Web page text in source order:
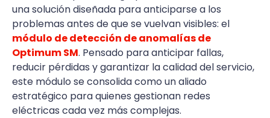
una solución diseñada para anticiparse a los
problemas antes de que se vuelvan visibles: el
módulo de detección de anomalías de
Optimum SM. Pensado para anticipar fallas,
reducir pérdidas y garantizar la calidad del servicio,
este módulo se consolida como un aliado
estratégico para quienes gestionan redes
eléctricas cada vez más complejas.